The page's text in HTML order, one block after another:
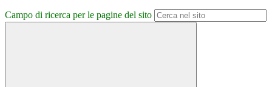
Campo di ricerca per le pagine del sito